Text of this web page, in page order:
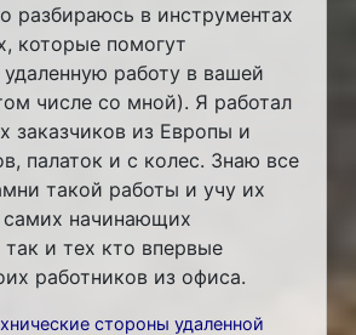
разбираюсь в инструментах
которые помогут
удаленную работу в вашей
числе со мной). Я работал
заказчиков из Европы и
палаток и с колес. Знаю все
такой работы и учу их
самих начинающих
и тех кто впервые
работников из офиса.
стороны удаленной